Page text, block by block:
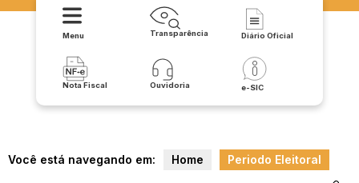
Menu Transparência Diário Oficial
Nota Fiscal Ouvidoria e-SIC
Você está navegando em: Home Periodo Eleitoral